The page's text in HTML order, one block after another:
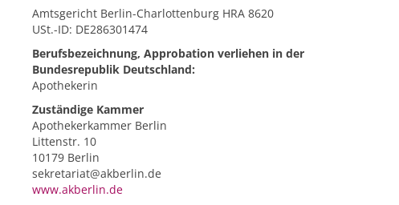
Amtsgericht Berlin-Charlottenburg HRA 8620
USt.-ID: DE286301474
Berufsbezeichnung, Approbation verliehen in der
Bundesrepublik Deutschland:
Apothekerin
Zuständige Kammer
Apothekerkammer Berlin
Littenstr. 10
10179 Berlin
sekretariat@akberlin.de
www.akberlin.de